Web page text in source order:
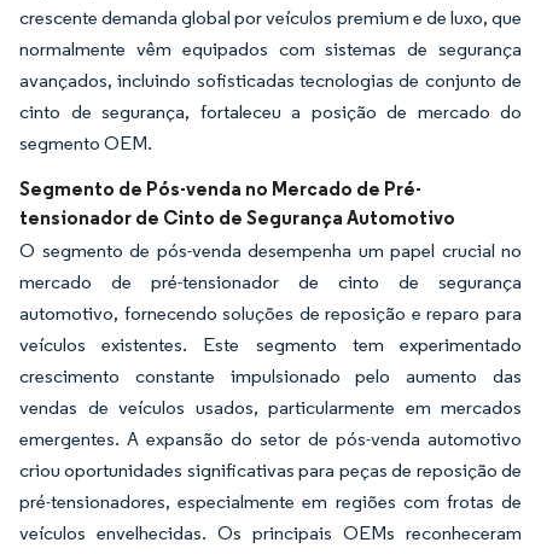
crescente demanda global por veículos premium e de luxo, que
normalmente vêm equipados com sistemas de segurança
avançados, incluindo sofisticadas tecnologias de conjunto de
cinto de segurança, fortaleceu a posição de mercado do
segmento OEM.
Segmento de Pós-venda no Mercado de Pré-
tensionador de Cinto de Segurança Automotivo
O segmento de pós-venda desempenha um papel crucial no
mercado de pré-tensionador de cinto de segurança
automotivo, fornecendo soluções de reposição e reparo para
veículos existentes. Este segmento tem experimentado
crescimento constante impulsionado pelo aumento das
vendas de veículos usados, particularmente em mercados
emergentes. A expansão do setor de pós-venda automotivo
criou oportunidades significativas para peças de reposição de
pré-tensionadores, especialmente em regiões com frotas de
veículos envelhecidas. Os principais OEMs reconheceram